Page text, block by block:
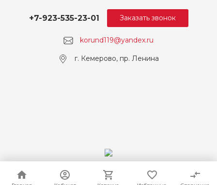
korund119@yandex.ru
+7-923-535-23-01
г. Кемерово, пр. Ленина
Заказать звонок
© 2026 Корунд, Все права защищены